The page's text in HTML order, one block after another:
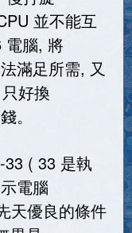
並不能互
電腦, 將
滿足所需, 又
好換
。
( 33 是執
電腦
天優良的條件